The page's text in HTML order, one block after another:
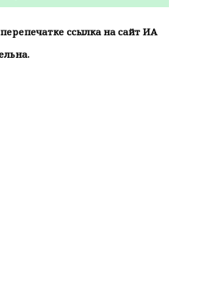
ссылка на сайт ИА